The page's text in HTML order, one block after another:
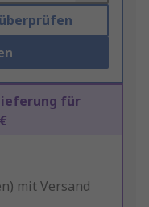
Lieferung für
mit Versand